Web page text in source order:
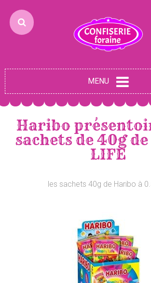
MENU
Haribo
sachets de 40g
LIFE
les sachets 40g de Haribo à